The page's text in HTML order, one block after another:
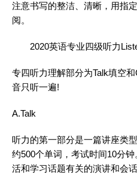
注意书写的整洁、清晰，用指
阅。
2020英语专业四级听力
专四听力理解部分为Talk填空
音只听一遍!
A.Talk
听力的第一部分是一篇讲座类
约500个单词 ，考试时间10分
活和学习话题有关的演讲和会话